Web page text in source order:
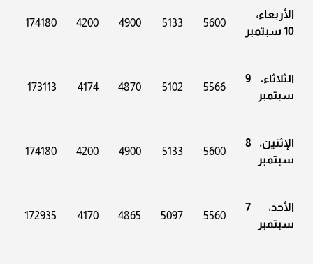
الأربعاء،
10 سبتمبر
5600
5133
4900
4200
174180
الثلاثاء، 9
سبتمبر
5566
5102
4870
4174
173113
الإثنين، 8
سبتمبر
5600
5133
4900
4200
174180
الأحد، 7
سبتمبر
5560
5097
4865
4170
172935